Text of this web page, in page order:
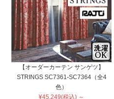
【オーダーカーテン サンゲツ】
STRINGS SC7361-SC7364（全4
色）
¥45,249(税込) ～